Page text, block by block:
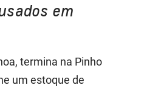
em
termina na Pinho
um estoque de